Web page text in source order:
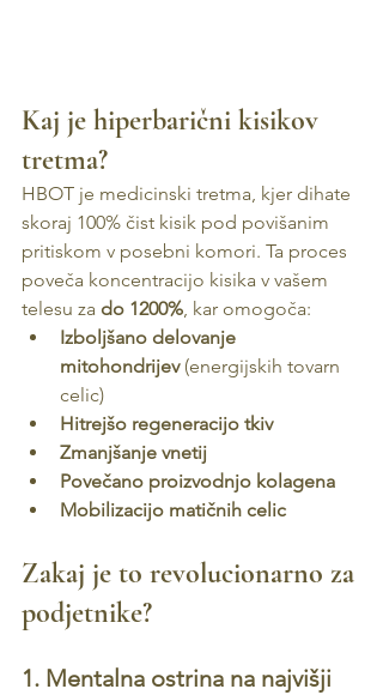
Kaj je hiperbarični kisikov
tretma?
HBOT je medicinski tretma, kjer dihate
skoraj 100% čist kisik pod povišanim
pritiskom v posebni komori. Ta proces
poveča koncentracijo kisika v vašem
telesu za do 1200% , kar omogoča:
Izboljšano delovanje
mitohondrijev (energijskih tovarn
celic)
Hitrejšo regeneracijo tkiv
Zmanjšanje vnetij
Povečano proizvodnjo kolagena
Mobilizacijo matičnih celic
Zakaj je to revolucionarno za
podjetnike?
1. Mentalna ostrina na najvišji